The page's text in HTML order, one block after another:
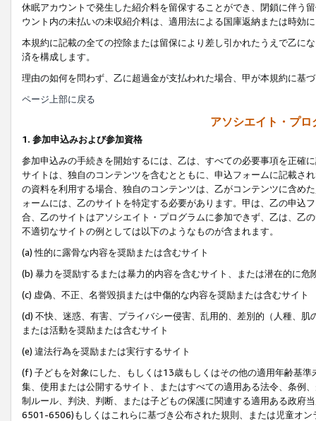
休眠アカウントで発生した紹介料を留保することができ、閉鎖に伴う
ウント内の未払いの未収紹介料は、適用法による国庫返納または時効
本規約に記載の全ての控除または留保により差し引かれたうえで乙に
済を構成します。
理由の如何を問わず、乙に超過金が支払われた場合、甲が本規約に基
ページ上部に戻る
アソシエイト・プ
1. 参加申込みおよび参加資格
参加申込みの手続きを開始するには、乙は、すべての必要事項を正確
サイトは、独自のコンテンツを含むとともに、申込フォームに記載さ
の資料を利用する場合、独自のコンテンツは、乙がコンテンツに含め
ォームには、乙のサイトを特定する必要があります。甲は、乙の申込
合、乙のサイトはアソシエイト・プログラムに参加できず、乙は、乙
不適切なサイトの例としては以下のようなものが含まれます。
(a) 性的に露骨な内容を奨励または含むサイト
(b) 暴力を奨励するまたは暴力的内容を含むサイト、または潜在的に
(c) 虚偽、不正、名誉毀損または中傷的な内容を奨励または含むサイト
(d) 不快、迷惑、有害、プライバシー侵害、乱用的、差別的（人種、
または活動を奨励または含むサイト
(e) 違法行為を奨励または実行するサイト
(f) 子どもを対象にした、もしくは13歳もしくはその他の適用年齢基
集、使用または公開するサイト、またはすべての適用ある法令、条例
制ルール、判決、判断、または子どもの保護に関連する適用ある政府
6501-6506)もしくはこれらに基づき公布された規則、または児童オン